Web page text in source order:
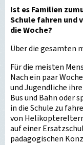
Ist es Familien
Schule fahren und
die Woche?
Über die gesamten
Für die meisten
Nach ein paar
und Jugendliche
Bus und Bahn oder
in die Schule zu
von
auf einer
pädagogischen